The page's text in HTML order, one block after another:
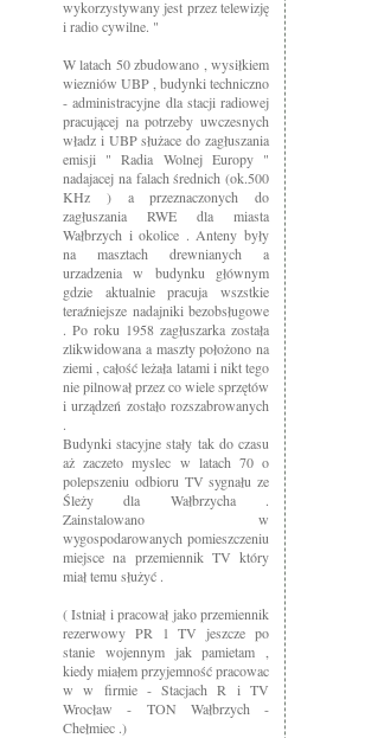
wykorzystywany jest przez telewizję
i radio cywilne. "
W latach 50 zbudowano , wysiłkiem
wiezniów UBP , budynki techniczno
- administracyjne dla stacji radiowej
pracującej na potrzeby uwczesnych
władz i UBP służace do zagłuszania
emisji " Radia Wolnej Europy "
nadajacej na falach średnich (ok.500
KHz ) a przeznaczonych do
zagłuszania RWE dla miasta
Wałbrzych i okolice . Anteny były
na masztach drewnianych a
urzadzenia w budynku głównym
gdzie aktualnie pracuja wszstkie
teraźniejsze nadajniki bezobsługowe
. Po roku 1958 zagłuszarka została
zlikwidowana a maszty położono na
ziemi , całość leżała latami i nikt tego
nie pilnował przez co wiele sprzętów
i urządzeń zostało rozszabrowanych
.
Budynki stacyjne stały tak do czasu
aż zaczeto myslec w latach 70 o
polepszeniu odbioru TV sygnału ze
Śleży dla Wałbrzycha .
Zainstalowano w
wygospodarowanych pomieszczeniu
miejsce na przemiennik TV który
miał temu służyć .
( Istniał i pracował jako przemiennik
rezerwowy PR 1 TV jeszcze po
stanie wojennym jak pamietam ,
kiedy miałem przyjemność pracowac
w w firmie - Stacjach R i TV
Wrocław - TON Wałbrzych -
Chełmiec .)